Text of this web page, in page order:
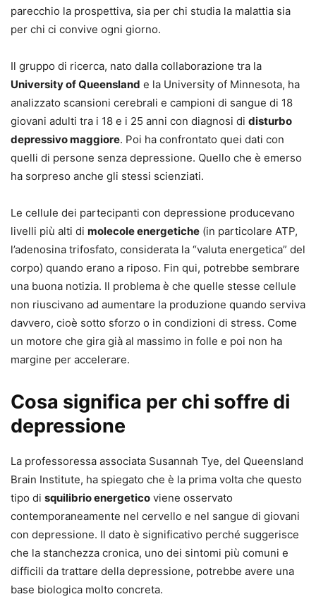
parecchio la prospettiva, sia per chi studia la malattia sia
per chi ci convive ogni giorno.
Il gruppo di ricerca, nato dalla collaborazione tra la
University of Queensland e la University of Minnesota, ha
analizzato scansioni cerebrali e campioni di sangue di 18
giovani adulti tra i 18 e i 25 anni con diagnosi di disturbo
depressivo maggiore. Poi ha confrontato quei dati con
quelli di persone senza depressione. Quello che è emerso
ha sorpreso anche gli stessi scienziati.
Le cellule dei partecipanti con depressione producevano
livelli più alti di molecole energetiche (in particolare ATP,
l’adenosina trifosfato, considerata la “valuta energetica” del
corpo) quando erano a riposo. Fin qui, potrebbe sembrare
una buona notizia. Il problema è che quelle stesse cellule
non riuscivano ad aumentare la produzione quando serviva
davvero, cioè sotto sforzo o in condizioni di stress. Come
un motore che gira già al massimo in folle e poi non ha
margine per accelerare.
Cosa significa per chi soffre di
depressione
La professoressa associata Susannah Tye, del Queensland
Brain Institute, ha spiegato che è la prima volta che questo
tipo di squilibrio energetico viene osservato
contemporaneamente nel cervello e nel sangue di giovani
con depressione. Il dato è significativo perché suggerisce
che la stanchezza cronica, uno dei sintomi più comuni e
difficili da trattare della depressione, potrebbe avere una
base biologica molto concreta.